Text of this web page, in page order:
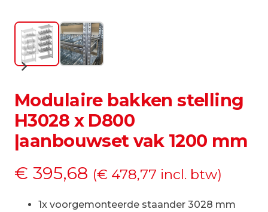
Modulaire bakken stelling
H3028 x D800
|aanbouwset vak 1200 mm
€ 395,68 (€ 478,77 incl. btw)
1x voorgemonteerde staander 3028 mm